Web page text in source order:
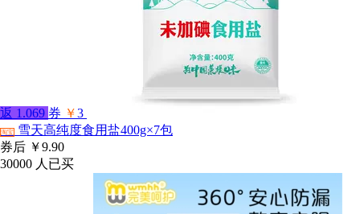
返 1.069 券 ￥3
淘宝
雪天高纯度食用盐400g×7包
券后 ￥9.90
30000 人已买